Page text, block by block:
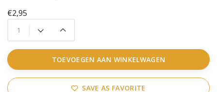
€2,95
TOEVOEGEN AAN WINKELWAGEN
SAVE AS FAVORITE